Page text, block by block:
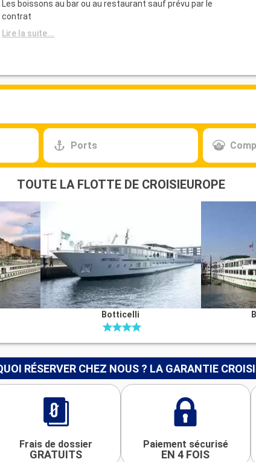
Les boissons au bar ou au restaurant sauf prévu par le
contrat
Lire la suite...
Ports
TOUTE LA FLOTTE DE CROISIEUROPE
Botticelli
RÉSERVER CHEZ NOUS ? LA GARANTIE
Frais de dossier
GRATUITS
Paiement sécurisé
EN 4 FOIS